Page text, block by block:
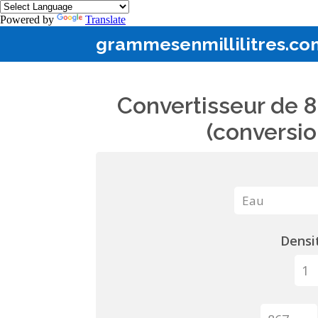
Powered by Translate
Convertisseur de